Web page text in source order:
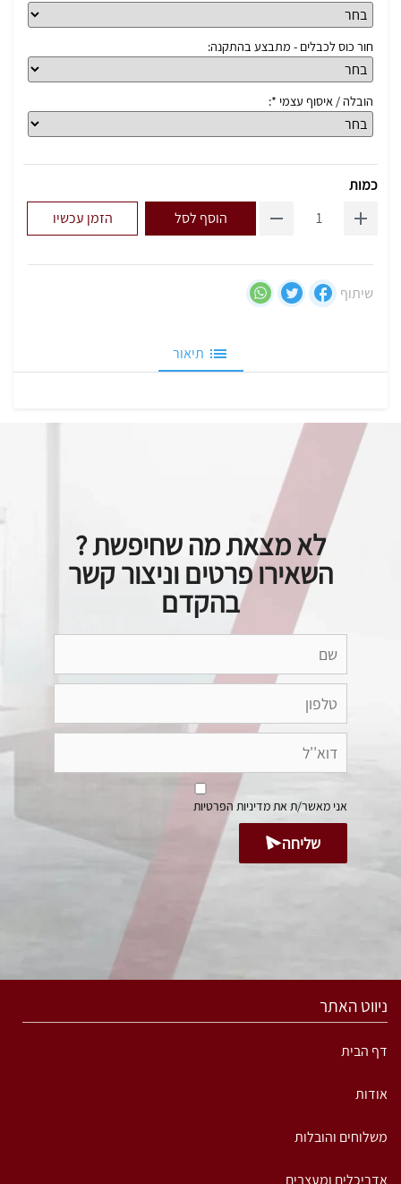
חור כוס לכבלים - מתבצע בהתקנה:
הובלה / איסוף עצמי *:
כמות
הוסף לסל
הזמן עכשיו
שיתוף
תיאור
לא מצאת מה שחיפשת ?
השאירו פרטים וניצור קשר
בהקדם
אני מאשר/ת אתמדיניות הפרטיות
שליחה
ניווט האתר
דף הבית
אודות
משלוחים והובלות
אדריכלים ומעצבים